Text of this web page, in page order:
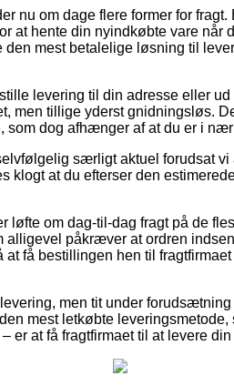
nu om dage flere former for
at hente din nyindkøbte vare når
mest betalelige løsning til
levering til din adresse eller
men tillige yderst gnidningsløs.
som dog afhænger af at du er i
særligt aktuel forudsat vi
klogt at du efterser den
løfte om dag-til-dag fragt på de
alligevel påkræver at ordren
at få bestillingen hen til
men tit under
mest letkøbte
er at få fragtfirmaet til at levere